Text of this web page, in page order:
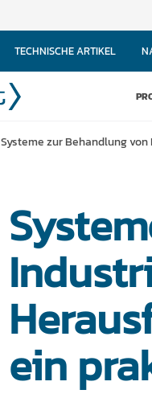
TECHNISCHE ARTIKEL
Systeme zur Behandlung
ein